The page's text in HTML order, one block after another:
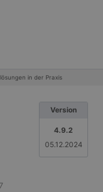
in der Praxis
Version
4.9.2
05.12.2024